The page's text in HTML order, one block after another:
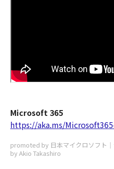
Microsoft 365
https://aka.ms/
promoted by 日本マイクロソフト
by Akio Takashiro